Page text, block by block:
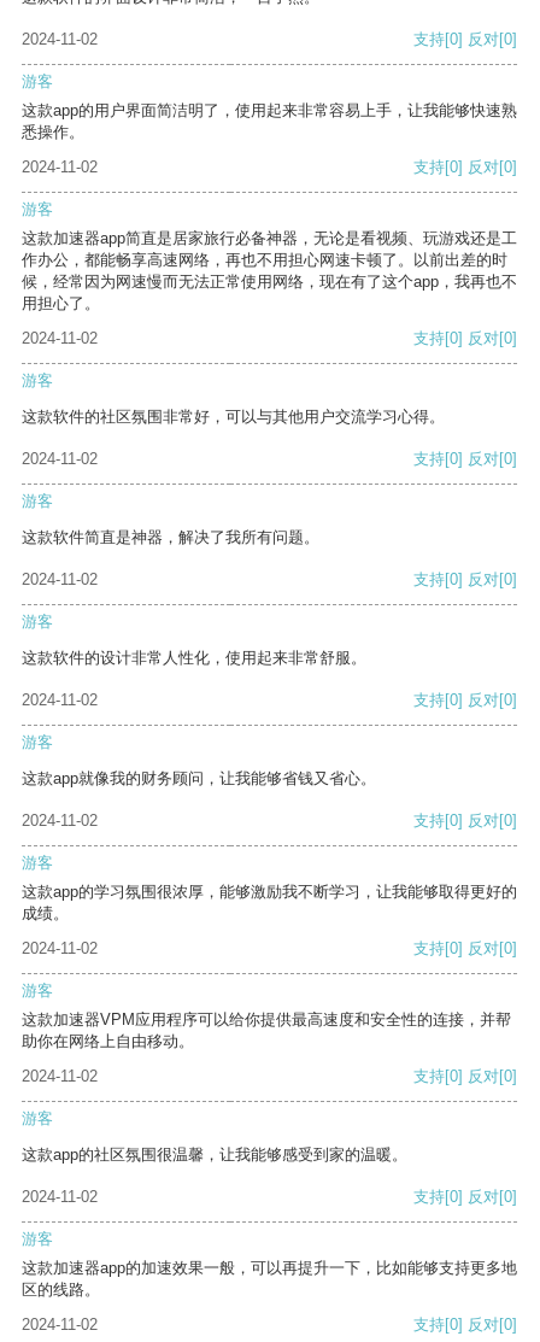
2024-11-02 支持[0] 反对[0]
游客
这款app的用户界面简洁明了，使用起来非常容易上手，让我能够快速熟
悉操作。
2024-11-02
支持[0] 反对[0]
游客
这款加速器app简直是居家旅行必备神器，无论是看视频、玩游戏还是工
作办公，都能畅享高速网络，再也不用担心网速卡顿了。以前出差的时
候，经常因为网速慢而无法正常使用网络，现在有了这个app，我再也不
用担心了。
2024-11-02
支持[0] 反对[0]
游客
这款软件的社区氛围非常好，可以与其他用户交流学习心得。
2024-11-02 支持[0] 反对[0]
游客
这款软件简直是神器，解决了我所有问题。
2024-11-02 支持[0] 反对[0]
游客
这款软件的设计非常人性化，使用起来非常舒服。
2024-11-02 支持[0] 反对[0]
游客
这款app就像我的财务顾问，让我能够省钱又省心。
2024-11-02 支持[0] 反对[0]
游客
这款app的学习氛围很浓厚，能够激励我不断学习，让我能够取得更好的
成绩。
2024-11-02
支持[0] 反对[0]
游客
这款加速器VPM应用程序可以给你提供最高速度和安全性的连接，并帮
助你在网络上自由移动。
2024-11-02
支持[0] 反对[0]
游客
这款app的社区氛围很温馨，让我能够感受到家的温暖。
2024-11-02 支持[0] 反对[0]
游客
这款加速器app的加速效果一般，可以再提升一下，比如能够支持更多地
区的线路。
2024-11-02
支持[0] 反对[0]